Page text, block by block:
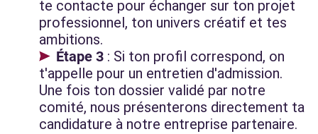
te contacte pour échanger sur ton projet
professionnel, ton univers créatif et tes
ambitions.
Étape 3 : Si ton profil correspond, on
t'appelle pour un entretien d'admission.
Une fois ton dossier validé par notre
comité, nous présenterons directement ta
candidature à notre entreprise partenaire.